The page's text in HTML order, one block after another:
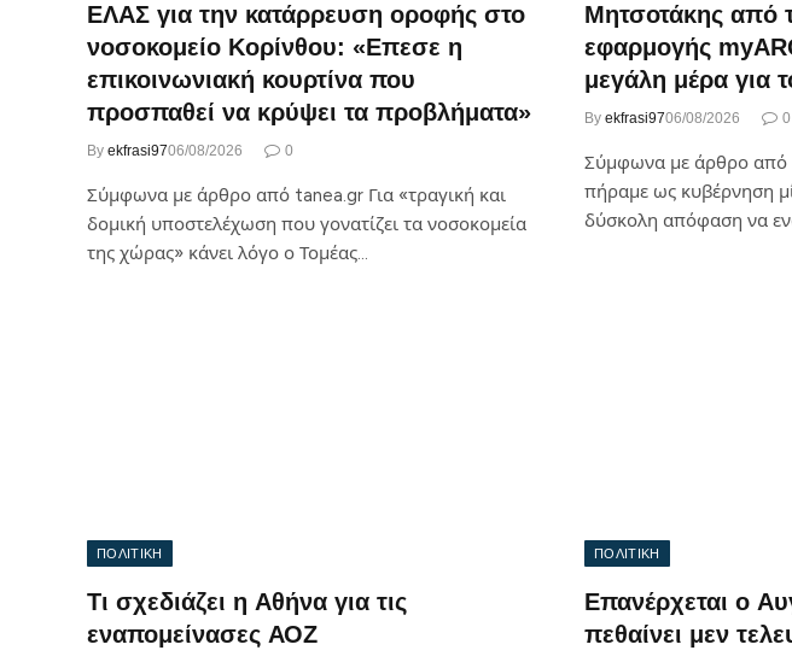
ΕΛΑΣ για την κατάρρευση οροφής στο
νοσοκομείο Κορίνθου: «Επεσε η
επικοινωνιακή κουρτίνα που
προσπαθεί να κρύψει τα προβλήματα»
By ekfrasi9706/08/2026 0
Σύμφωνα με άρθρο από tanea.gr Για «τραγική και
δομική υποστελέχωση που γονατίζει τα νοσοκομεία
της χώρας» κάνει λόγο ο Τομέας…
Μητσοτάκης από
εφαρμογής
μεγάλη μέρα για
By ekfrasi9706/08/2026 0
Σύμφωνα με άρθρο από
πήραμε ως κυβέρνηση
δύσκολη απόφαση να
ΠΟΛΙΤΙΚΗ
Τι σχεδιάζει η Αθήνα για τις
εναπομείνασες ΑΟΖ
ΠΟΛΙΤΙΚΗ
Επανέρχεται ο
πεθαίνει μεν